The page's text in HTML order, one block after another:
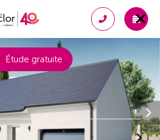
Étude gratuite
résultats